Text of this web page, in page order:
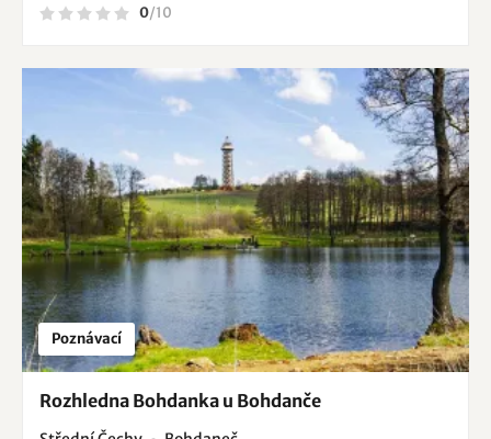
0/10
Poznávací
Rozhledna Bohdanka u Bohdanče